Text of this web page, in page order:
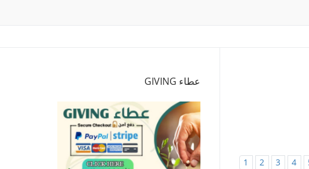
1 2 3 4
عطاء GIVING